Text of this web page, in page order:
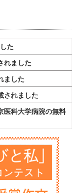
た
れました
ました
れました
科大学病院の無料